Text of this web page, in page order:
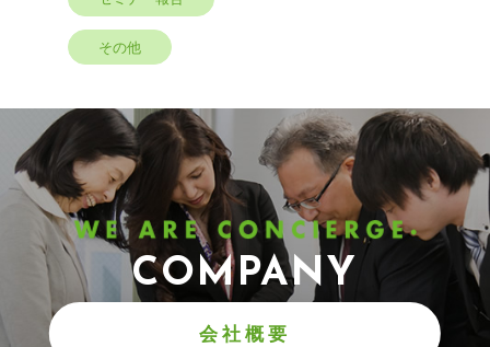
その他
COMPANY
会社概要